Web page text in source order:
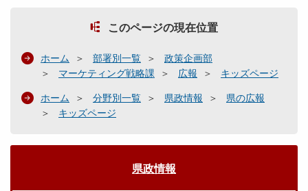
このページの現在位置
ホーム 部署別一覧
政策企画部
マーケティング戦略課
広報 キッズページ
ホーム 分野別一覧 県政情報
県の広報
キッズページ
県政情報